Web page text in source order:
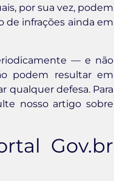
por sua vez, podem
de infrações ainda em
— e não
podem resultar em
qualquer defesa. Para
nosso artigo sobre
Gov.br